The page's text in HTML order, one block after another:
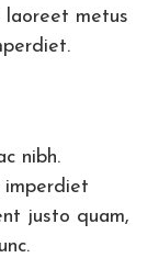
laoreet metus
nibh.
imperdiet
justo quam,